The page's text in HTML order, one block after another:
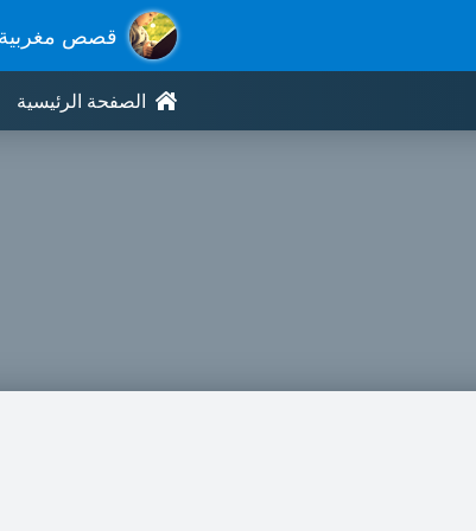
قصص مغربية
الصفحة الرئيسية